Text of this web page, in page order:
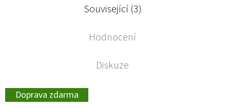
Související (3)
Hodnocení
Diskuze
Doprava zdarma